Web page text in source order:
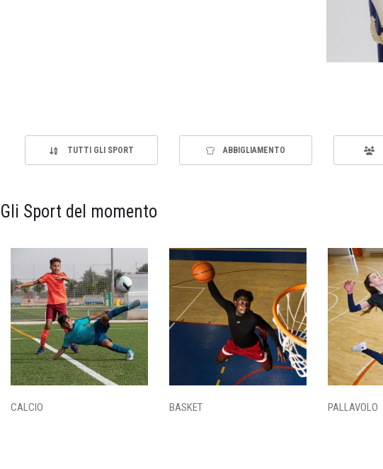
TUTTI GLI SPORT ABBIGLIAMENTO
Gli Sport del momento
CALCIO BASKET PALLAVOLO